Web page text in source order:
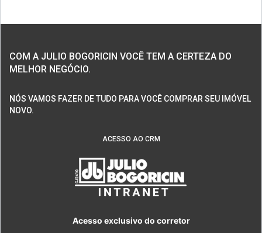
COM A JULIO BOGORICIN VOCÊ TEM A CERTEZA DO
MELHOR NEGÓCIO.
NÓS VAMOS FAZER DE TUDO PARA VOCÊ COMPRAR SEU IMÓVEL
NOVO.
ACESSO AO CRM
Acesso exclusivo do corretor